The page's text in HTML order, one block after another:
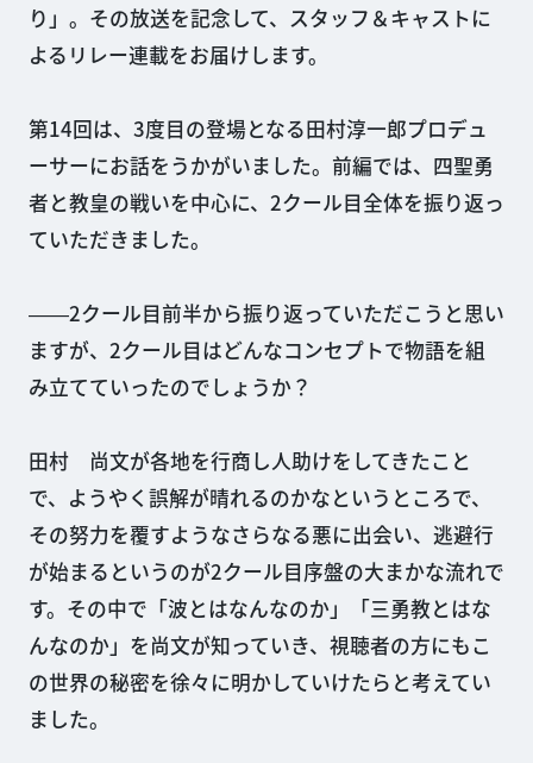
り」。その放送を記念して、スタッフ＆キャストに
よるリレー連載をお届けします。
第14回は、3度目の登場となる田村淳一郎プロデュ
ーサーにお話をうかがいました。前編では、四聖勇
者と教皇の戦いを中心に、2クール目全体を振り返っ
ていただきました。
――2クール目前半から振り返っていただこうと思い
ますが、2クール目はどんなコンセプトで物語を組
み立てていったのでしょうか？
田村 尚文が各地を行商し人助けをしてきたこと
で、ようやく誤解が晴れるのかなというところで、
その努力を覆すようなさらなる悪に出会い、逃避行
が始まるというのが2クール目序盤の大まかな流れで
す。その中で「波とはなんなのか」「三勇教とはな
んなのか」を尚文が知っていき、視聴者の方にもこ
の世界の秘密を徐々に明かしていけたらと考えてい
ました。